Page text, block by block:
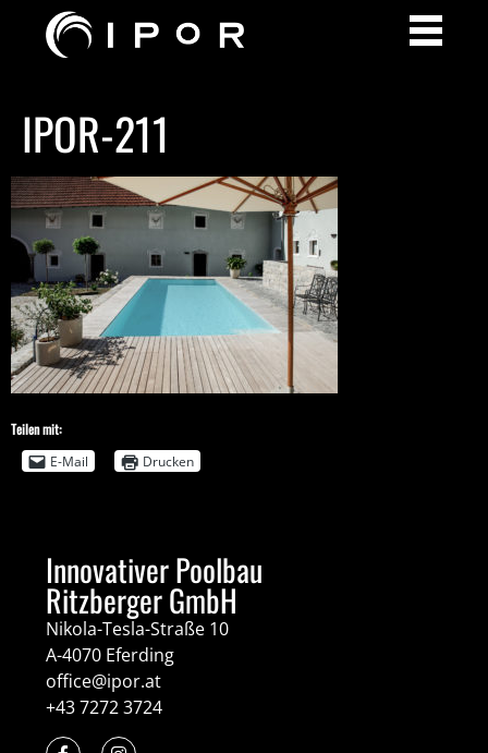
IPOR-211
Teilen mit:
E-Mail
Drucken
Innovativer Poolbau
Ritzberger GmbH
Nikola-Tesla-Straße 10
A-4070 Eferding
office@ipor.at
+43 7272 3724